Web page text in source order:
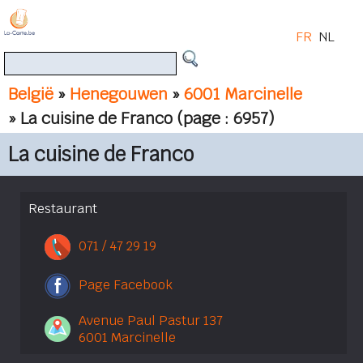
België » Henegouwen »6001 Marcinelle
» La cuisine de Franco (page : 6957)
FR NL
La cuisine de Franco
Restaurant
071 / 47 29 19
Page Facebook
Avenue Paul Pastur 137
6001 Marcinelle